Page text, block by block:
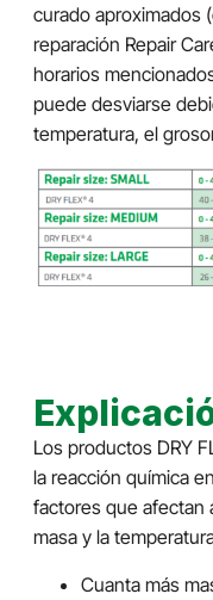
curado aproximados
reparación Repair
horarios
puede desviarse
temperatura, el
Los productos DRY
la reacción química
factores que afectan
masa y la
Cuanta más